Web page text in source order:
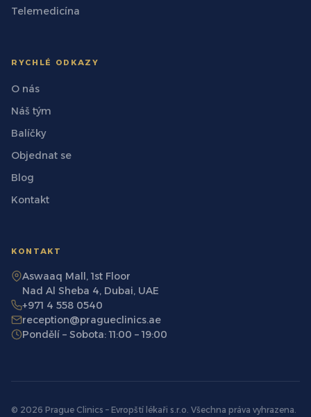
Telemedicína
RYCHLÉ ODKAZY
O nás
Náš tým
Balíčky
Objednat se
Blog
Kontakt
KONTAKT
Aswaaq Mall, 1st Floor
Nad Al Sheba 4, Dubai, UAE
+971 4 558 0540
reception@pragueclinics.ae
Pondělí – Sobota: 11:00 – 19:00
© 2026 Prague Clinics – Evropští lékaři s.r.o. Všechna práva vyhrazena.